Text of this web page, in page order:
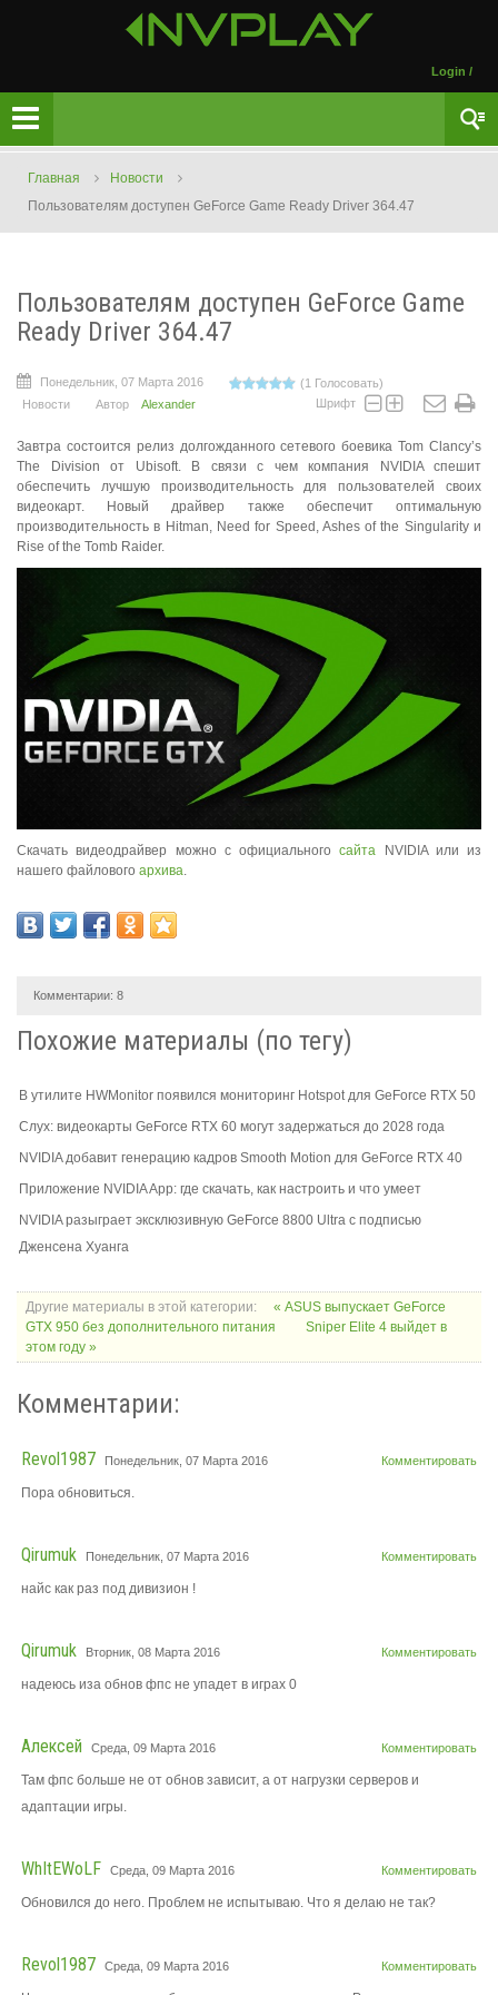
Login /
Главная
Новости
Пользователям доступен GeForce Game Ready Driver 364.47
Пользователям доступен GeForce Game
Ready Driver 364.47
Понедельник, 07 Марта 2016
(1 Голосовать)
Новости
Автор Alexander Шрифт
Завтра состоится релиз долгожданного сетевого боевика Tom Clancy’s
The Division от Ubisoft. В связи с чем компания NVIDIA спешит
обеспечить лучшую производительность для пользователей своих
видеокарт. Новый драйвер также обеспечит оптимальную
производительность в Hitman, Need for Speed, Ashes of the Singularity и
Rise of the Tomb Raider.
Скачать видеодрайвер можно с официальногосайта NVIDIA или из
нашего файлового архива.
Комментарии: 8
Похожие материалы (по тегу)
В утилите HWMonitor появился мониторинг Hotspot для GeForce RTX 50
Слух: видеокарты GeForce RTX 60 могут задержаться до 2028 года
NVIDIA добавит генерацию кадров Smooth Motion для GeForce RTX 40
Приложение NVIDIA App: где скачать, как настроить и что умеет
NVIDIA разыграет эксклюзивную GeForce 8800 Ultra с подписью
Дженсена Хуанга
Другие материалы в этой категории:
« ASUS выпускает GeForce
GTX 950 без дополнительного питания
Sniper Elite 4 выйдет в
этом году »
Комментарии:
Комментировать
Revol1987 Понедельник, 07 Марта 2016
Пора обновиться.
Комментировать
Qirumuk Понедельник, 07 Марта 2016
найс как раз под дивизион !
Комментировать
Qirumuk Вторник, 08 Марта 2016
надеюсь иза обнов фпс не упадет в играх 0
Комментировать
Алексей Среда, 09 Марта 2016
Там фпс больше не от обнов зависит, а от нагрузки серверов и
адаптации игры.
Комментировать
WhItEWoLF Среда, 09 Марта 2016
Обновился до него. Проблем не испытываю. Что я делаю не так?
Комментировать
Revol1987 Среда, 09 Марта 2016